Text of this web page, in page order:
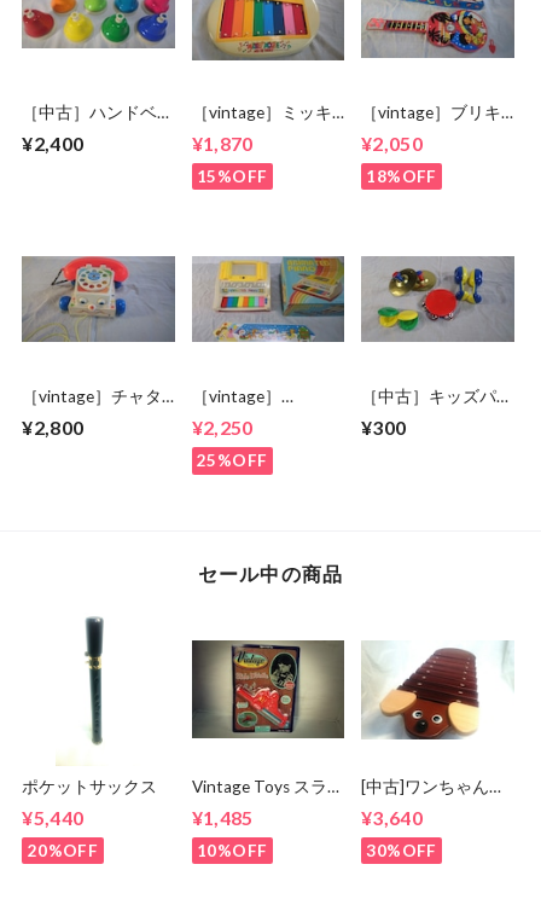
［中古］ハンドベ
8音
¥2,400
［vintage］ミッキ
¥1,870
15%OFF
［vintage］ブリキ
¥2,050
18%OFF
［vintage］チャタ
ーフォン
¥2,800
［vintage］
ANIMATED PIANO
¥2,250
25%OFF
［中古］キッズパー
カッションセット
¥300
セール中の商品
ポケットサックス
¥5,440
20%OFF
Vintage Toys スライ
ドホイッスル
¥1,485
10%OFF
[中古]ワンちゃんシ
ロホン 日本製
¥3,640
30%OFF